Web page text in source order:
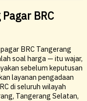
BRC
BRC Tangerang
soal harga — itu wajar,
sebelum keputusan
layanan pengadaan
di seluruh wilayah
Tangerang Selatan,